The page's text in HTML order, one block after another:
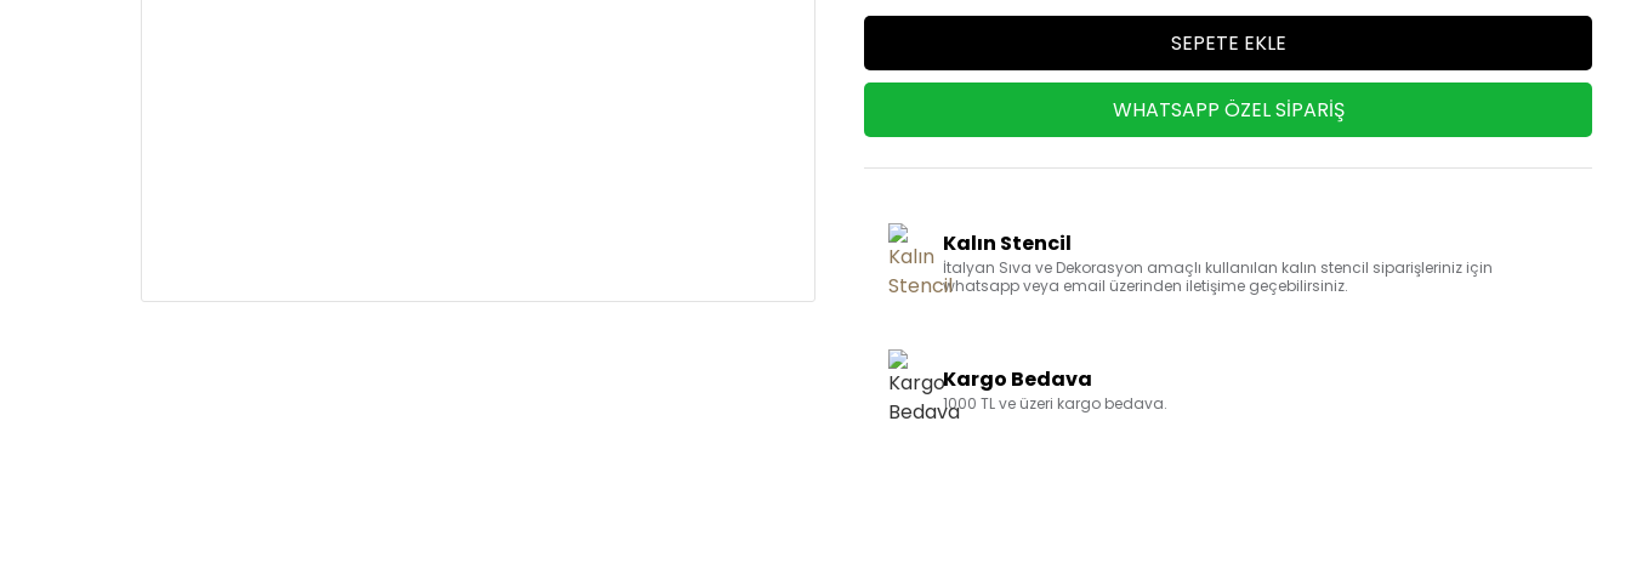
SEPETE EKLE
WHATSAPP ÖZEL SIPARIŞ
Kalın Stencil
İtalyan Sıva ve Dekorasyon amaçlı kullanılan kalın stencil siparişleriniz için
whatsapp veya email üzerinden iletişime geçebilirsiniz.
Kargo Bedava
1000 TL ve üzeri kargo bedava.